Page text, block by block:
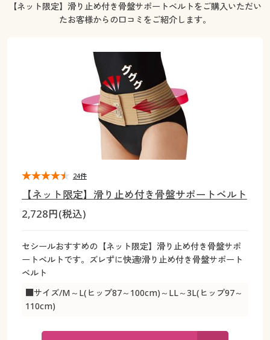
ジュニア・ティーンズ下着
キッチン・雑貨・日用品
寝具・インテリア・家具通販すべて
カーテン・ラグ・ファブリック
美容・健康
美容・健康通販すべて
美容・健康・サプリメント
制服・スクールすべて
大きいサイズ通販すべて
大きいサイズ レディース服
大きいサイズ レディース下着
大きいサイズ メンズ
大きいサイズ 事務・制服
カタログ
カタログ・チラシからのご注文
デジタルカタログ
カタログ無料プレゼント
キッチン・雑貨・日用品
家具・収納
カーテン・ラグ・ファブリック
美容・健康通販すべて
制服・スクール
ジュニア・ティーンズ下着
大きいサイズ通販すべて
大きいサイズ レディース服
大きいサイズ レディース下着
大きいサイズ メンズ
大きいサイズ 事務・制服
カタログ
カタログ無料プレゼント
会員メニュー
マイページ
【ネット限定】滑り止め付き骨盤サポートベルトをご購入いただい
たお客様からの口コミをご紹介します。
【ネット限定】滑り止め付き骨盤サポートベルト
2,728円(税込)
セシールおすすめの【ネット限定】滑り止め付き骨盤サポ
ートベルトです。ズレずに快適!滑り止め付き骨盤サポート
ベルト
■サイズ/M～L(ヒップ87～100cm)～LL～3L(ヒップ97～
110cm)
24件